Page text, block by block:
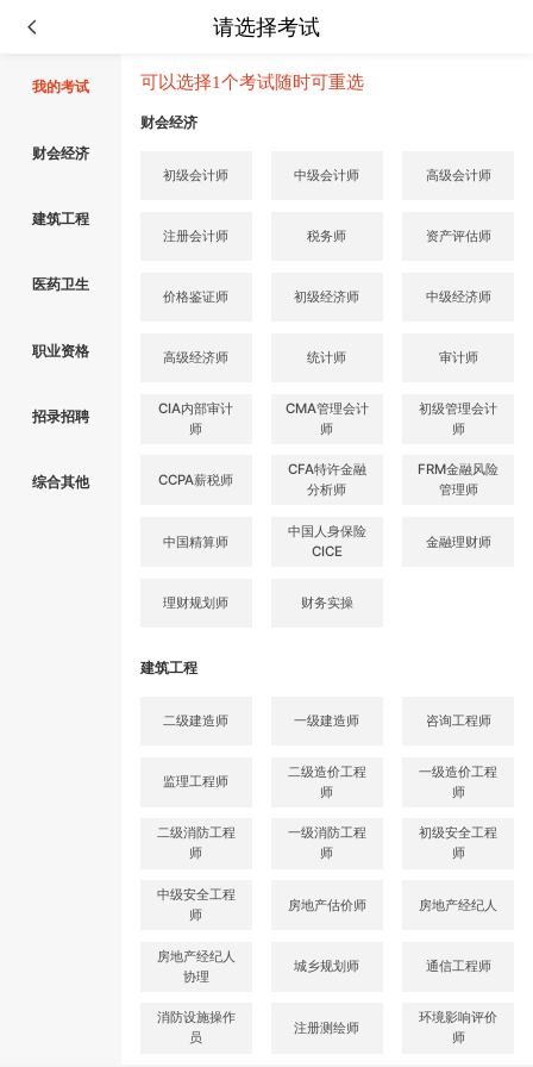
请选择考试
我的考试
财会经济
建筑工程
医药卫生
职业资格
招录招聘
综合其他
可以选择1个考试随时可重选
财会经济
初级会计师 中级会计师 高级会计师
注册会计师 税务师 资产评估师
价格鉴证师 初级经济师 中级经济师
高级经济师 统计师 审计师
CIA内部审计
师
CMA管理会计
师
初级管理会计
师
CCPA薪税师
CFA特许金融
分析师
FRM金融风险
管理师
中国精算师
中国人身保险
CICE
金融理财师
理财规划师 财务实操
建筑工程
二级建造师 一级建造师 咨询工程师
监理工程师
二级造价工程
师
一级造价工程
师
二级消防工程
师
一级消防工程
师
初级安全工程
师
中级安全工程
师
房地产估价师 房地产经纪人
房地产经纪人
协理
城乡规划师 通信工程师
消防设施操作
员
注册测绘师
环境影响评价
师